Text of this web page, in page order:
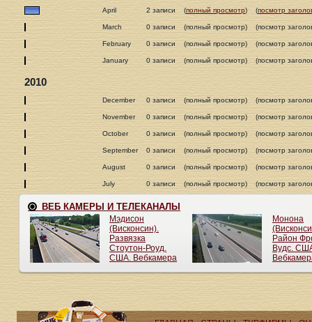
April 2 записи (полный просмотр) (посмотр
March 0 записи (полный просмотр) (посмотр
February 0 записи (полный просмотр) (посмотр
January 0 записи (полный просмотр) (посмотр
2010
December 0 записи (полный просмотр) (посмотр
November 0 записи (полный просмотр) (посмотр
October 0 записи (полный просмотр) (посмотр
September 0 записи (полный просмотр) (посмотр
August 0 записи (полный просмотр) (посмотр
July 0 записи (полный просмотр) (посмотр